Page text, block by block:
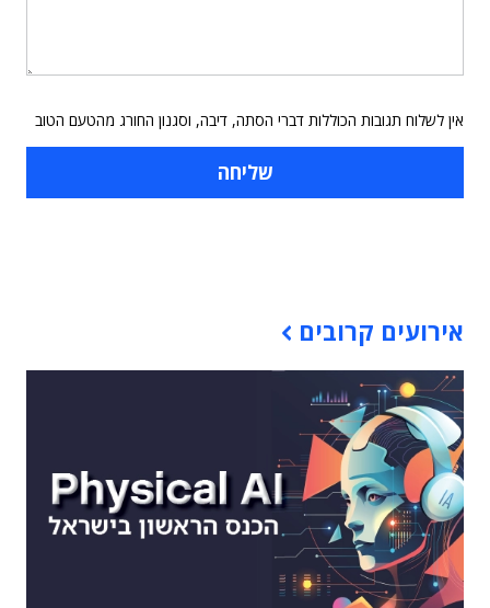
אין לשלוח תגובות הכוללות דברי הסתה, דיבה, וסגנון החורג מהטעם הטוב
אירועים קרובים